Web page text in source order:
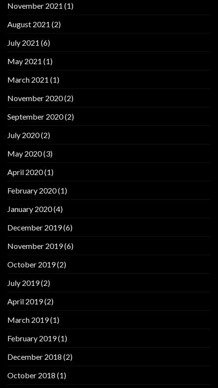
November 2021 (1)
August 2021 (2)
July 2021 (6)
May 2021 (1)
March 2021 (1)
November 2020(2)
September 2020(2)
July 2020(2)
May 2020(3)
April 2020(1)
February 2020(1)
January 2020(4)
December 2019(6)
November 2019(6)
October 2019(2)
July 2019(2)
April 2019(2)
March 2019(1)
February 2019(1)
December 2018 (2)
October 2018 (1)